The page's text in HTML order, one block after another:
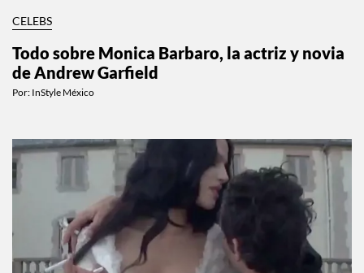
CELEBS
Todo sobre Monica Barbaro, la actriz y novia
de Andrew Garfield
Por: InStyle México